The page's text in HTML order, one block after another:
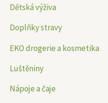
Dětská výživa
Doplňky stravy
EKO drogerie a kosmetika
Luštěniny
Nápoje a čaje
e